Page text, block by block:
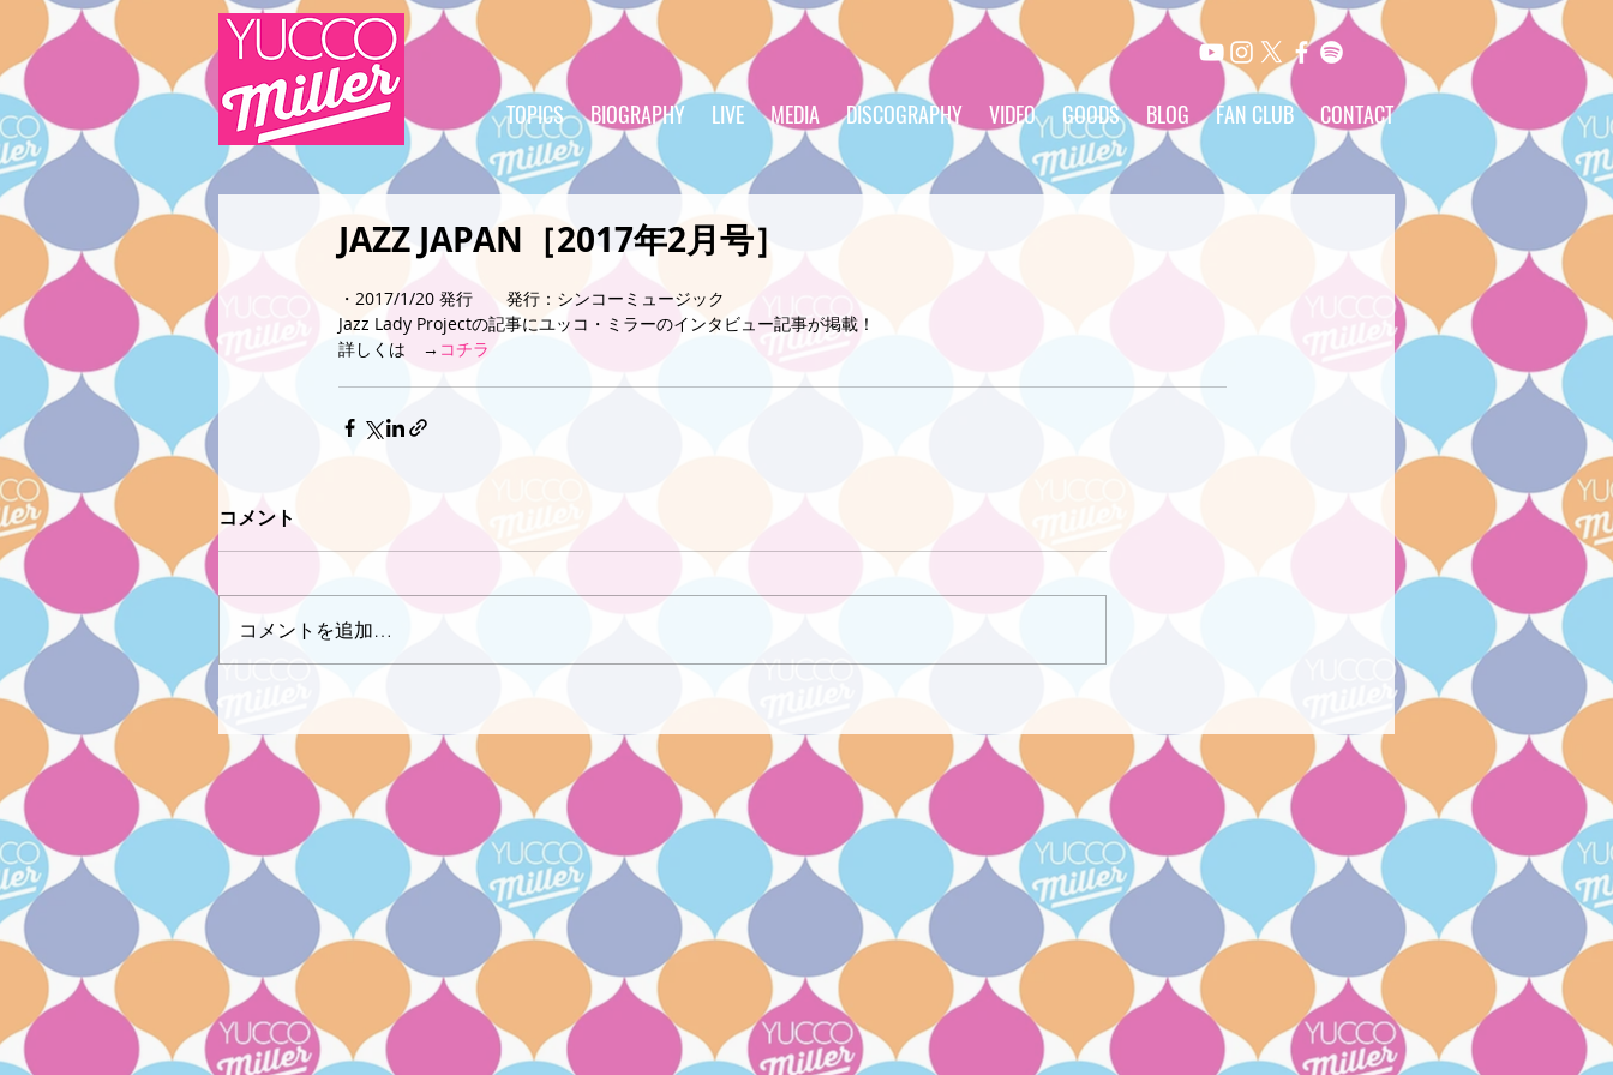
TOPICS BIOGRAPHY LIVE MEDIA DISCOGRAPHY VIDEO GOODS BLOG FAN CLUB CONTACT
JAZZ JAPAN［2017年2月号］
・2017/1/20 発行　　発行：シンコーミュージック
Jazz Lady Projectの記事にユッコ・ミラーのインタビュー記事が掲載！
詳しくは　→ コチラ
コメント
コメントを追加…